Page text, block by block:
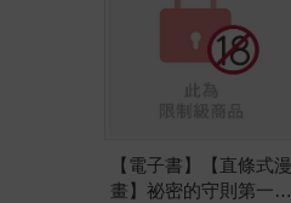
【電子書】【直條式漫
畫】祕密的守則第一條